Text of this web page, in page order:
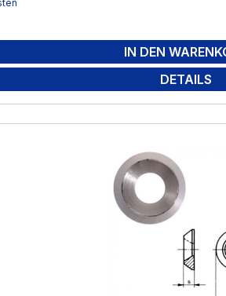
IN DEN
DETAILS